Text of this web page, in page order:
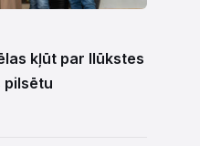
kļūt par Ilūkstes
pilsētu